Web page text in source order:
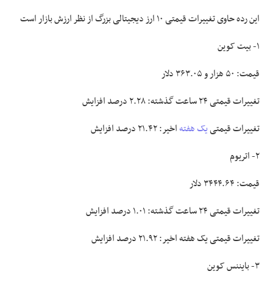
این رده حاوی تغییرات قیمتی ۱۰ ارز دیجیتالی بزرگ از نظر ارزش بازار است
۱- بیت کوین
قیمت: ۵۰ هزار و ۳۶۳.۰۵ دلار
تغییرات قیمتی ۲۴ ساعت گذشته: ۲.۲۸ درصد افزایش
تغییرات قیمتییک هفتهاخیر: ۲۱.۴۲ درصد افزایش
۲- اتریوم
قیمت: ۳۴۴۴.۶۴ دلار
تغییرات قیمتی ۲۴ ساعت گذشته: ۱.۰۱ درصد افزایش
تغییرات قیمتی یک هفته اخیر: ۲۱.۹۲ درصد افزایش
۳- بایننس کوین